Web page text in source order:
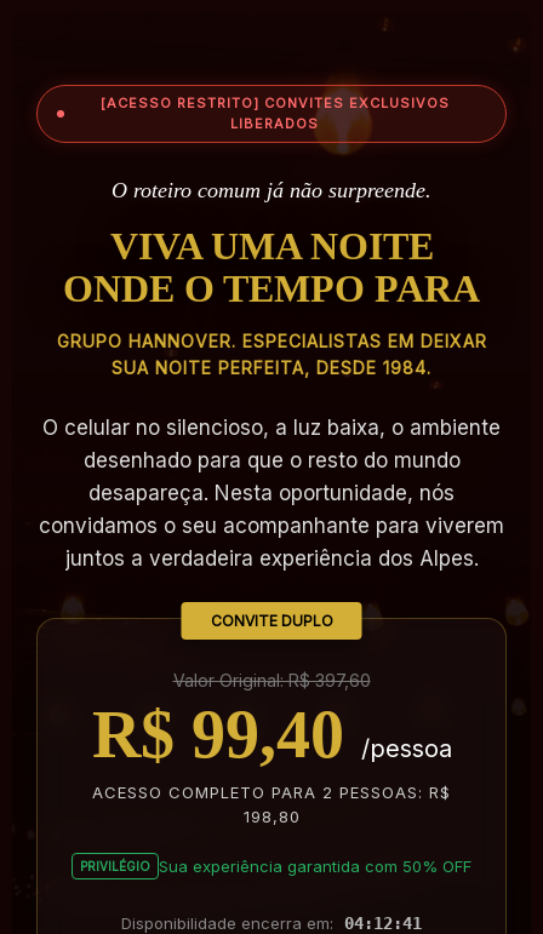
[ACESSO RESTRITO] CONVITES EXCLUSIVOS
LIBERADOS
O roteiro comum já não surpreende.
VIVA UMA NOITE
ONDE O TEMPO PARA
GRUPO HANNOVER. ESPECIALISTAS EM DEIXAR
SUA NOITE PERFEITA, DESDE 1984.
O celular no silencioso, a luz baixa, o ambiente
desenhado para que o resto do mundo
desapareça. Nesta oportunidade, nós
convidamos o seu acompanhante para viverem
juntos a verdadeira experiência dos Alpes.
CONVITE DUPLO
Valor Original: R$ 397,60
R$ 99,40 /pessoa
ACESSO COMPLETO PARA 2 PESSOAS: R$
198,80
PRIVILÉGIO Sua experiência garantida com 50% OFF
Disponibilidade encerra em: 04:12:40